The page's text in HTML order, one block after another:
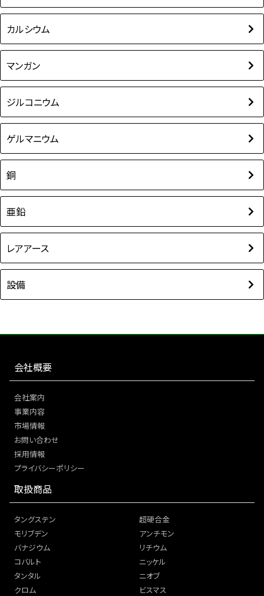
カルシウム
マンガン
ジルコニウム
ゲルマニウム
銅
亜鉛
レアアース
設備
会社概要
会社案内
事業内容
市場情報
お問い合わせ
採用情報
プライバシーポリシー
取扱商品
タングステン
超硬合金
モリブデン
アンチモン
バナジウム
リチウム
コバルト
ニッケル
タンタル
ニオブ
クロム
ビスマス